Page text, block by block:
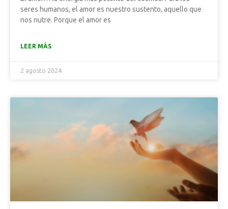
seres humanos, el amor es nuestro sustento, aquello que
nos nutre. Porque el amor es
LEER MÁS
2 agosto 2024